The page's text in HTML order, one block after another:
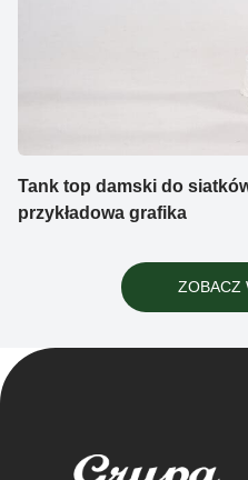
Tank top damski do
przykładowa grafika
ZOBACZ